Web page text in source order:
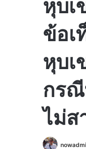
หุบเ
ข้อเ
หุบเ
กร
ไม่ส